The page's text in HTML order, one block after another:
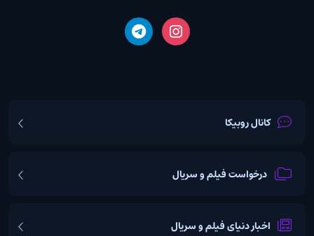
کانال روبیکا
درخواست فیلم و سریال
اخبار دنیای فیلم و سریال